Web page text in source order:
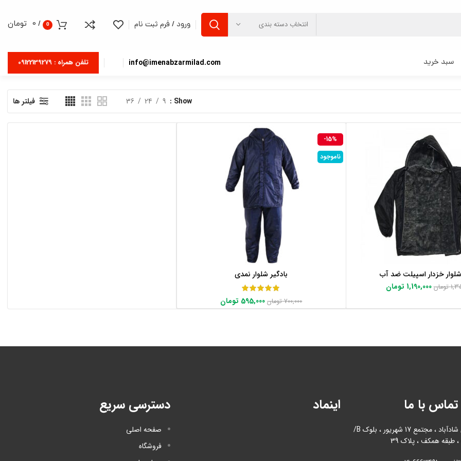
انتخاب دسته بندی ورود / فرم ثبت نام 0
/
0 تومان
سبد خرید info@imenabzarmilad.com تلفن همراه : 09122139279
Show
9
24
36 فیلتر ها
اطلاعات بیشتر
شلوار خزدار اسپیلت ضد آب
تومان 1,190,000 تومان
-15%
ناموجود
اطلاعات بیشتر
بادگیر شلوار نمدی
700,000 تومان 595,000 تومان
تماس با ما
آدرس : بازار آهن شادآباد ، مجتمع 17 شهریور ، بلوک B/
طبقه همکف ، پلاک 39
اینماد دسترسی سریع
صفحه اصلی
فروشگاه